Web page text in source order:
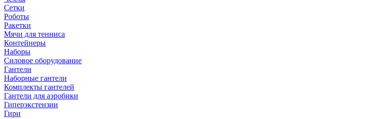
Сетки
Роботы
Ракетки
Мячи для тенниса
Контейнеры
Наборы
Силовое оборудование
Гантели
Наборные гантели
Комплекты гантелей
Гантели для аэробики
Гиперэкстензии
Гири